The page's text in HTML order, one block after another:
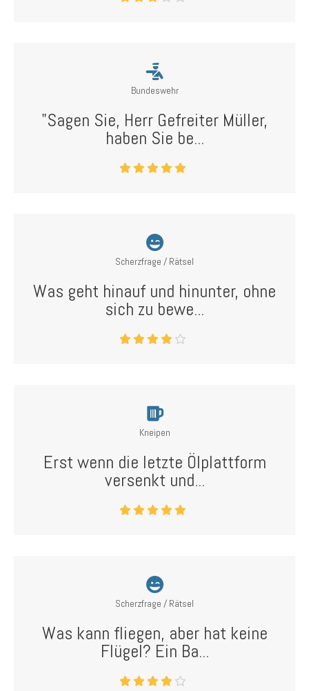
Bundeswehr
"Sagen Sie, Herr Gefreiter Müller,
haben Sie be...
Scherzfrage / Rätsel
Was geht hinauf und hinunter, ohne
sich zu bewe...
Kneipen
Erst wenn die letzte Ölplattform
versenkt und...
Scherzfrage / Rätsel
Was kann fliegen, aber hat keine
Flügel? Ein Ba...